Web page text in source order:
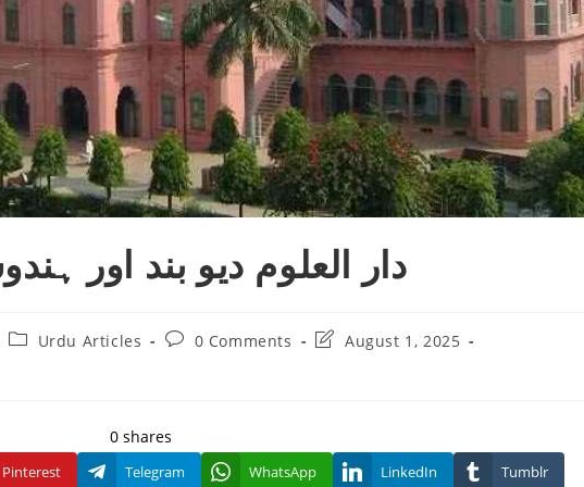
دار العلوم دیو بند اور
PostUrdu Articles
Post0 Comments
PostAugust 1, 2025
0 shares
Pinterest Telegram WhatsApp LinkedIn Tumblr